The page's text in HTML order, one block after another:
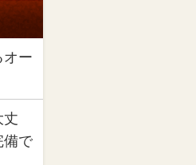
オー
丈
備で